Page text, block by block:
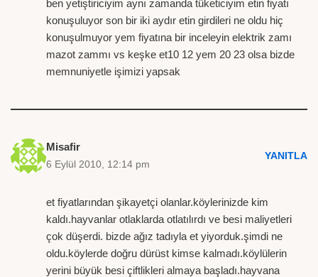
ben yetiştiriciyim aynı zamanda tüketiciyim etin fiyatı
konuşuluyor son bir iki aydır etin girdileri ne oldu hiç
konuşulmuyor yem fiyatına bir inceleyin elektrik zamı
mazot zammı vs keşke et10 12 yem 20 23 olsa bizde
memnuniyetle işimizi yapsak
Misafir
6 Eylül 2010, 12:14 pm
YANITLA
et fiyatlarından şikayetçi olanlar.köylerinizde kim
kaldı.hayvanlar otlaklarda otlatılırdı ve besi maliyetleri
çok düşerdi. bizde ağız tadıyla et yiyorduk.şimdi ne
oldu.köylerde doğru dürüst kimse kalmadı.köylülerin
yerini büyük besi çiftlikleri almaya başladı.hayvana